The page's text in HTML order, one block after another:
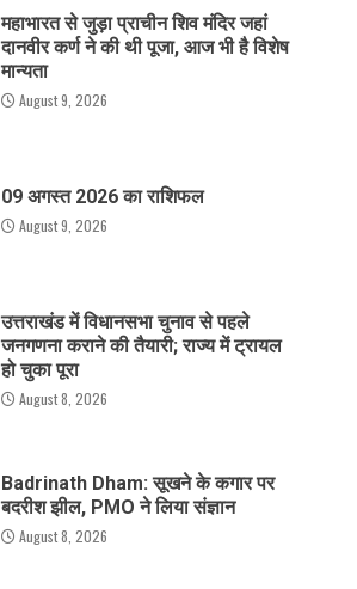
महाभारत से जुड़ा प्राचीन शिव मंदिर जहां
दानवीर कर्ण ने की थी पूजा, आज भी है विशेष
मान्यता
August 9, 2026
09 अगस्त 2026 का राशिफल
August 9, 2026
उत्तराखंड में विधानसभा चुनाव से पहले
जनगणना कराने की तैयारी; राज्य में ट्रायल
हो चुका पूरा
August 8, 2026
Badrinath Dham: सूखने के कगार पर
बदरीश झील, PMO ने लिया संज्ञान
August 8, 2026